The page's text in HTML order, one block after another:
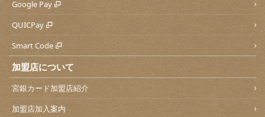
Google Pay
QUICPay
Smart Code
加盟店について
宮銀カード加盟店紹介
加盟店加入案内